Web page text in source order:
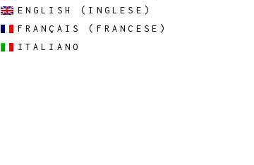
ENGLISH
( INGLESE )
FRANÇAIS
( FRANCESE )
ITALIANO